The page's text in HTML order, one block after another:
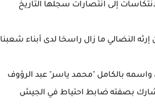
إلى انتصارات سجلها التاريخ
النضالي ما زال راسخا لدى أبناء شعبنا
الرئيس الراحل "أبو عمار" في القدس في الـرابع من آب عام 1929، واسمه بالكامل "محمد ياسر" عبد الرؤوف
وشارك بصفته ضابط احتياط في الجيش